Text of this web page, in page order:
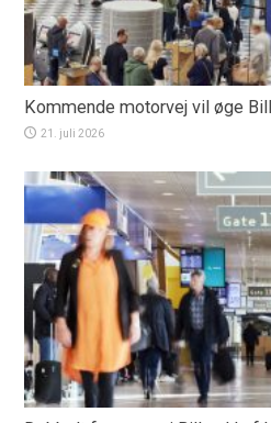
Kommende motorvej vil øge
21. juli 2026